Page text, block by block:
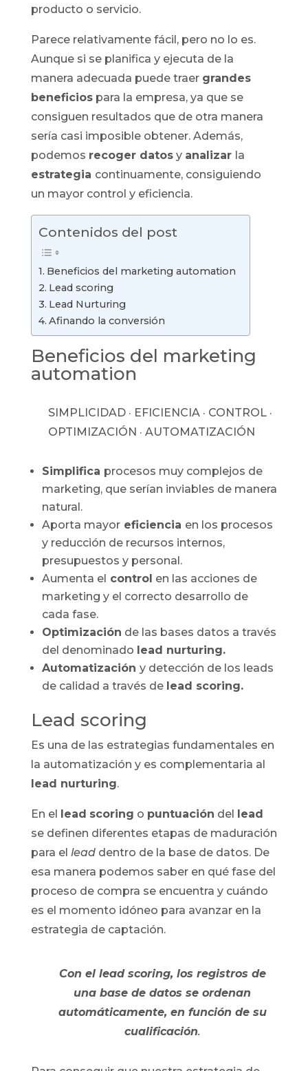
producto o servicio.
Parece relativamente fácil, pero no lo es.
Aunque si se planifica y ejecuta de la
manera adecuada puede traer grandes
beneficiospara la empresa, ya que se
consiguen resultados que de otra manera
sería casi imposible obtener. Además,
podemos recoger datosy analizar la
estrategia continuamente, consiguiendo
un mayor control y eficiencia.
Contenidos del post
Beneficios del marketing automation
Lead scoring
Lead Nurturing
Afinando la conversión
Beneficios del marketing
automation
SIMPLICIDAD · EFICIENCIA · CONTROL ·
OPTIMIZACIÓN · AUTOMATIZACIÓN
Simplifica procesos muy complejos de
marketing, que serían inviables de manera
natural.
Aporta mayoreficiencia en los procesos
y reducción de recursos internos,
presupuestos y personal.
Aumenta el control en las acciones de
marketing y el correcto desarrollo de
cada fase.
Optimización de las bases datos a través
del denominado lead nurturing.
Automatización y detección de los leads
de calidad a través de lead scoring.
Lead scoring
Es una de las estrategias fundamentales en
la automatización y es complementaria al
lead nurturing.
En el lead scoring o puntuación del
lead
se definen diferentes etapas de maduración
para el leaddentro de la base de datos. De
esa manera podemos saber en qué fase del
proceso de compra se encuentra y cuándo
es el momento idóneo para avanzar en la
estrategia de captación.
Con el lead scoring, los registros de
una base de datos se ordenan
automáticamente, en función de su
cualificación.